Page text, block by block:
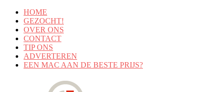
HOME
GEZOCHT!
OVER ONS
CONTACT
TIP ONS
ADVERTEREN
EEN MAC AAN DE BESTE PRIJS?